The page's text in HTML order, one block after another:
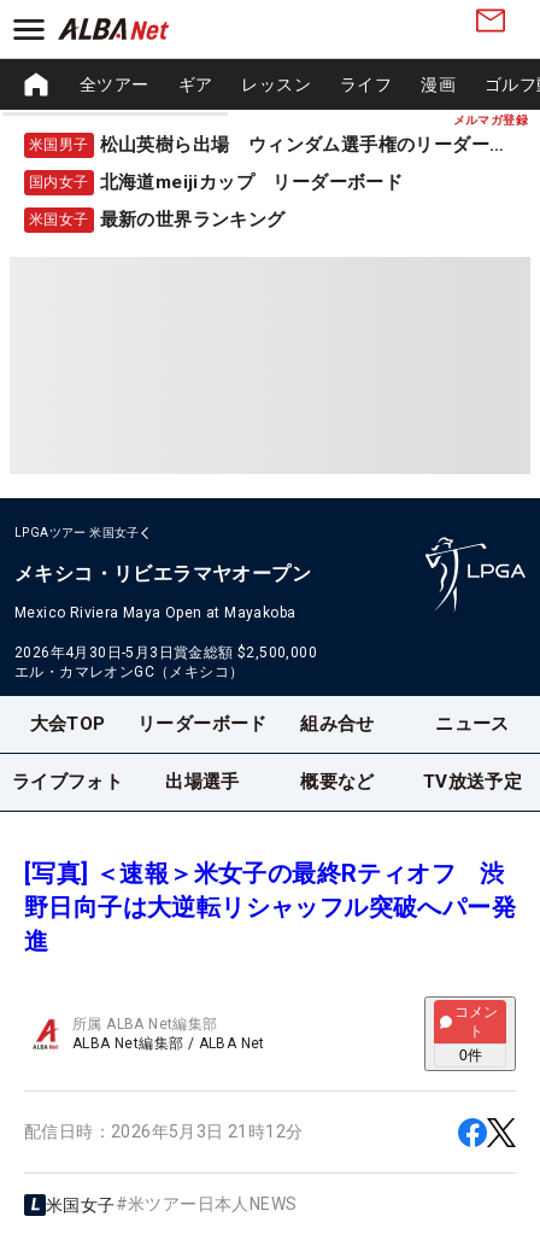
メルマガ登録
全ツアー ギア レッスン ライフ 漫画 ゴル
米国男子 松山英樹ら出場 ウィンダム選手権のリーダーボード
国内女子 北海道meijiカップ リーダーボード
米国女子 最新の世界ランキング
LPGAツアー 米国女子
メキシコ・リビエラマヤオープン
Mexico Riviera Maya Open at Mayakoba
2026年4月30日-5月3日賞金総額 $2,500,000
エル・カマレオンGC（メキシコ）
大会TOP リーダーボード 組み合せ ニュース
ライブフォト 出場選手 概要など TV放送予定
[写真] ＜速報＞米女子の最終Rティオフ 渋
野日向子は大逆転リシャッフル突破へパー発
進
所属ALBA Net編集部
ALBA Net編集部 / ALBA Net
コメン
ト
0件
配信日時： 2026年5月3日 21時12分
米国女子#米ツアー日本人NEWS